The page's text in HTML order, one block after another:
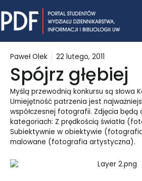
to
content
Paweł Olek 22 lutego, 2011
Spójrz głębiej
Myślą przewodnią konkursu są słowa
Umiejętność patrzenia jest
współczesnej fotografii. Zdjęcia będą
kategoriach: Z prędkością światła
Subiektywnie w obiektywie
malowane (fotografia artystyczna).